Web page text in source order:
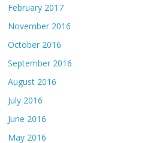
February 2017
November 2016
October 2016
September 2016
August 2016
July 2016
June 2016
May 2016